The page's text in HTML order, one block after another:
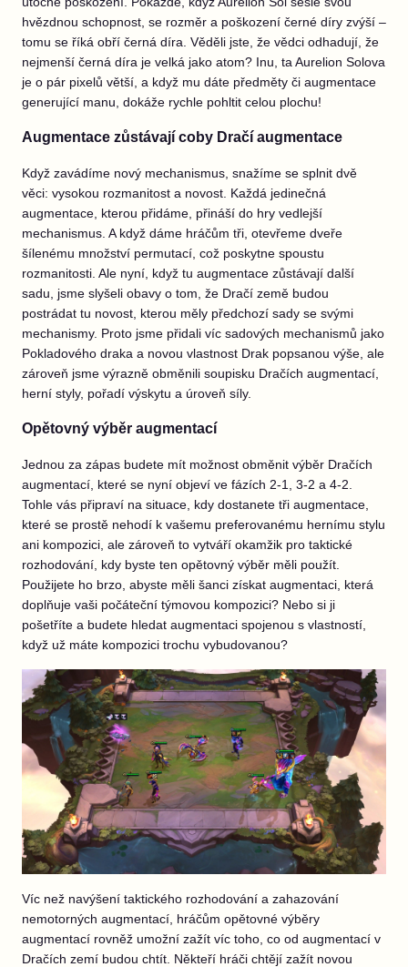
hvězdnou schopnost, se rozměr a poškození černé díry zvýší –
tomu se říká obří černá díra. Věděli jste, že vědci odhadují, že
nejmenší černá díra je velká jako atom? Inu, ta Aurelion Solova
je o pár pixelů větší, a když mu dáte předměty či augmentace
generující manu, dokáže rychle pohltit celou plochu!
Augmentace zůstávají coby Dračí augmentace
Když zavádíme nový mechanismus, snažíme se splnit dvě
věci: vysokou rozmanitost a novost. Každá jedinečná
augmentace, kterou přidáme, přináší do hry vedlejší
mechanismus. A když dáme hráčům tři, otevřeme dveře
šílenému množství permutací, což poskytne spoustu
rozmanitosti. Ale nyní, když tu augmentace zůstávají další
sadu, jsme slyšeli obavy o tom, že Dračí země budou
postrádat tu novost, kterou měly předchozí sady se svými
mechanismy. Proto jsme přidali víc sadových mechanismů jako
Pokladového draka a novou vlastnost Drak popsanou výše, ale
zároveň jsme výrazně obměnili soupisku Dračích augmentací,
herní styly, pořadí výskytu a úroveň síly.
Opětovný výběr augmentací
Jednou za zápas budete mít možnost obměnit výběr Dračích
augmentací, které se nyní objeví ve fázích 2-1, 3-2 a 4-2.
Tohle vás připraví na situace, kdy dostanete tři augmentace,
které se prostě nehodí k vašemu preferovanému hernímu stylu
ani kompozici, ale zároveň to vytváří okamžik pro taktické
rozhodování, kdy byste ten opětovný výběr měli použít.
Použijete ho brzo, abyste měli šanci získat augmentaci, která
doplňuje vaši počáteční týmovou kompozici? Nebo si ji
pošetříte a budete hledat augmentaci spojenou s vlastností,
když už máte kompozici trochu vybudovanou?
Víc než navýšení taktického rozhodování a zahazování
nemotorných augmentací, hráčům opětovné výběry
augmentací rovněž umožní zažít víc toho, co od augmentací v
Dračích zemí budou chtít. Někteří hráči chtějí zažít novou